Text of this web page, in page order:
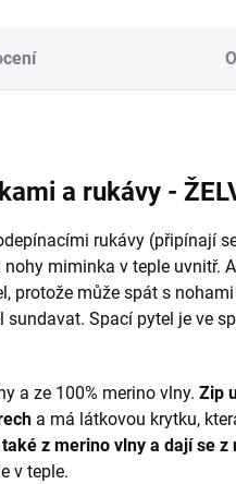
a rukávy -
rukávy (připínají
miminka v teple uvnitř.
protože může spát s
Spací pytel je ve
a ze 100% merino vlny. Zip
a má látkovou krytku,
z merino vlny a dají se
v teple.